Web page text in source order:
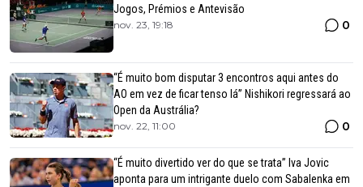
Jogos, Prémios e Antevisão
nov. 23, 19:18 0
“É muito bom disputar 3 encontros aqui antes do
AO em vez de ficar tenso lá” Nishikori regressará ao
Open da Austrália?
nov. 22, 11:00 0
“É muito divertido ver do que se trata” Iva Jovic
aponta para um intrigante duelo com Sabalenka em